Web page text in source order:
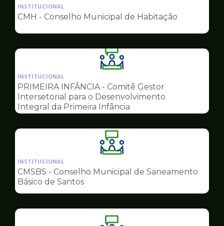
da
pagina
Conselhos
INSTITUCIONAL
CMH - Conselho Municipal de Habitação
Ilustração
da
pagina
de
Conselhos
INSTITUCIONAL
PRIMEIRA INFÂNCIA - Comitê Gestor
Intersetorial para o Desenvolvimento
Integral da Primeira Infância
Ilustração
da
pagina
Conselhos
INSTITUCIONAL
CMSBS - Conselho Municipal de Saneamento
Básico de Santos